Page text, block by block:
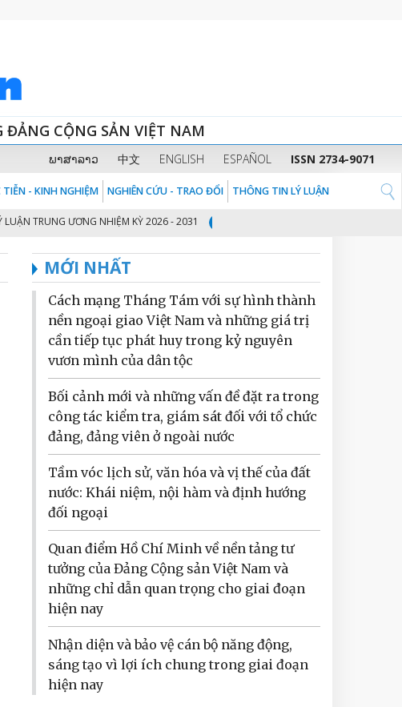
CỘNG SẢN VIỆT NAM
ພາສາລາວ 中文 ENGLISH ESPAÑOL ISSN 2734-9071
- KINH NGHIỆM NGHIÊN CỨU - TRAO ĐỔI THÔNG TIN LÝ LUẬN
ƯƠNG NHIỆM KỲ 2026 - 2031 2 THỦ TƯỚNG CHÍNH PHỦ PHẠM MINH CHÍNH:
MỚI NHẤT
Cách mạng Tháng Tám với sự hình thành
nền ngoại giao Việt Nam và những giá trị
cần tiếp tục phát huy trong kỷ nguyên
vươn mình của dân tộc
Bối cảnh mới và những vấn đề đặt ra trong
công tác kiểm tra, giám sát đối với tổ chức
đảng, đảng viên ở ngoài nước
Tầm vóc lịch sử, văn hóa và vị thế của đất
nước: Khái niệm, nội hàm và định hướng
đối ngoại
Quan điểm Hồ Chí Minh về nền tảng tư
tưởng của Đảng Cộng sản Việt Nam và
những chỉ dẫn quan trọng cho giai đoạn
hiện nay
Nhận diện và bảo vệ cán bộ năng động,
sáng tạo vì lợi ích chung trong giai đoạn
hiện nay